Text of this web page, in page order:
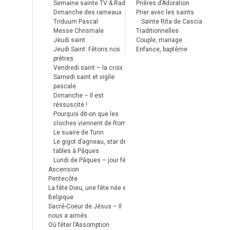
Semaine sainte TV & Radio
Dimanche des rameaux
Triduum Pascal
Messe Chrismale
Jeudi saint
Jeudi Saint: Fêtons nos
prêtres
Vendredi saint – la croix
Samedi saint et vigile
pascale
Dimanche – Il est
réssuscité !
Pourquoi dit-on que les
cloches viennent de Rome ?
Le suaire de Turin
Le gigot d’agneau, star des
tables à Pâques
Lundi de Pâques – jour férié
Ascension
Pentecôte
La fête Dieu, une fête née en
Belgique
Sacré-Coeur de Jésus – Il
nous a aimés.
Où fêter l’Assomption
Prières d’Adoration
Prier avec les saints
Sainte Rita de Cascia
Traditionnelles
Couple, mariage
Enfance, baptême